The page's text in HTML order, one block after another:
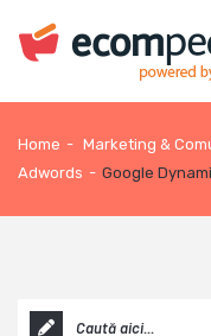
Home - Marketing &
Adwords - Google